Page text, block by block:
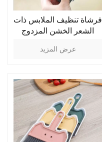
فرشاة تنظيف الملابس ذات
الشعر الخشن المزدوج
عرض المزيد